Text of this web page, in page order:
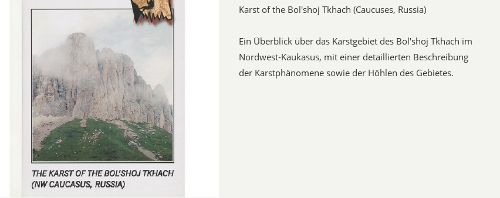
Karst of the Bol'shoj Tkhach (Caucuses, Russia)
Ein Überblick über das Karstgebiet des Bol'shoj Tkhach im
Nordwest-Kaukasus, mit einer detaillierten Beschreibung
der Karstphänomene sowie der Höhlen des Gebietes.